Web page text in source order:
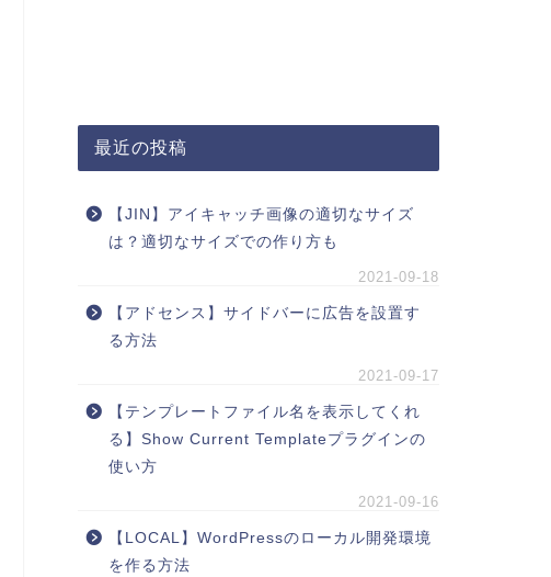
最近の投稿
【JIN】アイキャッチ画像の適切なサイズ
は？適切なサイズでの作り方も
2021-09-18
【アドセンス】サイドバーに広告を設置す
る方法
2021-09-17
【テンプレートファイル名を表示してくれ
る】Show Current Templateプラグインの
使い方
2021-09-16
【LOCAL】WordPressのローカル開発環境
を作る方法